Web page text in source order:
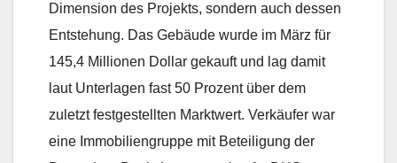
Dimension des Projekts, sondern auch dessen
Entstehung. Das Gebäude wurde im März für
145,4 Millionen Dollar gekauft und lag damit
laut Unterlagen fast 50 Prozent über dem
zuletzt festgestellten Marktwert. Verkäufer war
eine Immobiliengruppe mit Beteiligung der